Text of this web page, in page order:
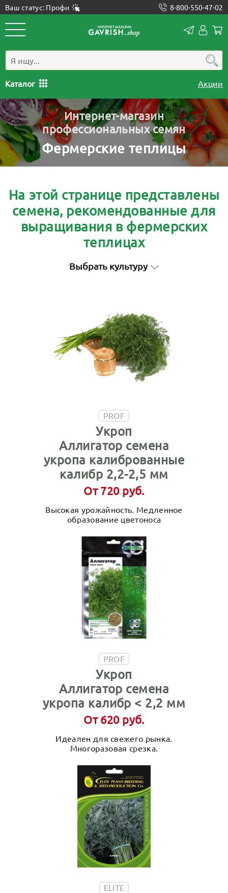
Ваш статус: Профи 8-800-550-47-02
Каталог Акции
Интернет-магазин
профессиональных семян
Фермерские теплицы
На этой странице представлены
семена, рекомендованные для
выращивания в фермерских
теплицах
Выбрать культуру
PROF
Укроп
Аллигатор семена
укропа калиброванные
калибр 2,2-2,5 мм
От 720 руб.
Высокая урожайность. Медленное
образование цветоноса
PROF
Укроп
Аллигатор семена
укропа калибр < 2,2 мм
От 620 руб.
Идеален для свежего рынка.
Многоразовая срезка.
ELITE